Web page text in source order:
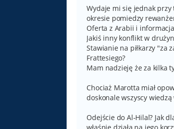
Wydaje mi się jednak przy
okresie pomiedzy
Oferta z Arabii i
Jakiś inny konflikt w
Stawianie na piłkarzy "za
Frattesiego?
Mam nadzieję że za kilka
Chociaż Marotta miał
doskonale wszyscy
Odejście do Al-Hilal? Jak